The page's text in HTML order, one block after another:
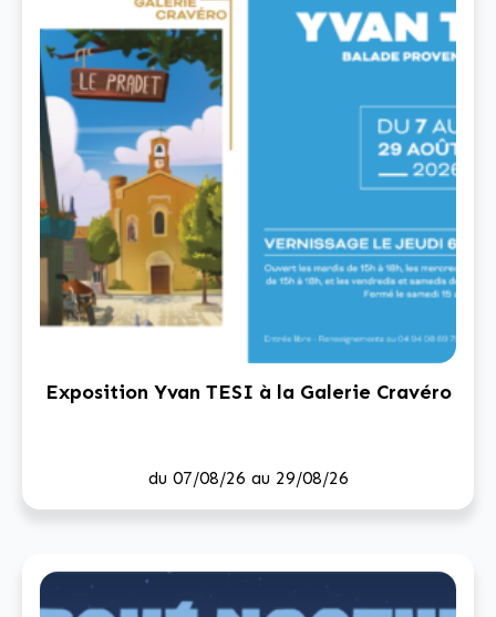
Exposition Yvan TESI à la Galerie Cravéro
du 07/08/26 au 29/08/26